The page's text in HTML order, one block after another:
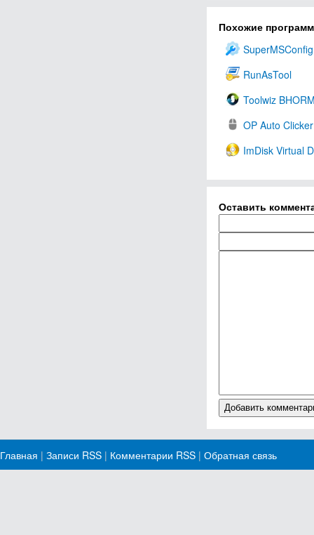
Похожие
SuperMSConfig
RunAsTool
Toolwiz
OP Auto Clicker
ImDisk Virtual
Оставить
Главная | Записи RSS | Комментарии RSS | Обратная связь